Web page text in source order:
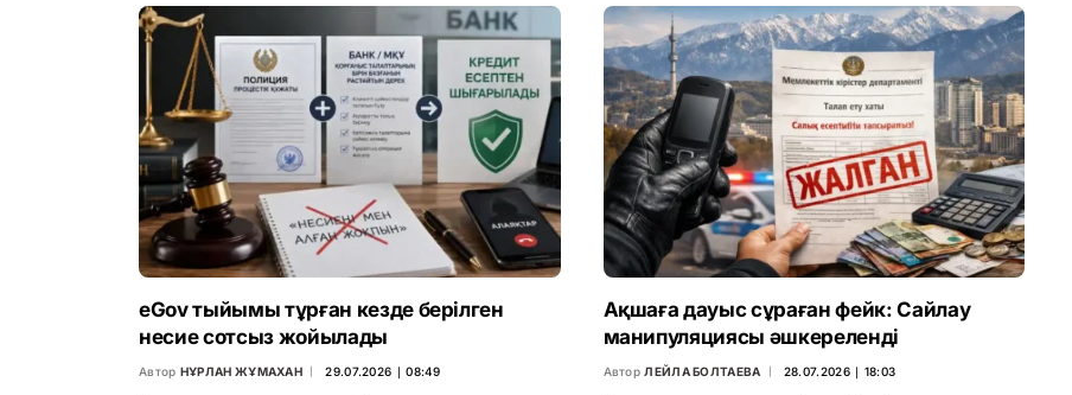
eGov тыйымы тұрған кезде берілген
несие сотсыз жойылады
Автор НҰРЛАН ЖҰМАХАН 29.07.2026 ∣ 08:49
Ақшаға дауыс сұраған фейк: Сайлау
манипуляциясы әшкереленді
Автор ЛЕЙЛА БОЛТАЕВА 28.07.2026 ∣ 18:03